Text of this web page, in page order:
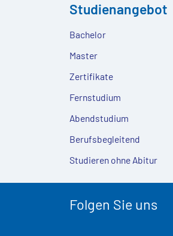
Studienangebot
Bachelor
Master
Zertifikate
Fernstudium
Abendstudium
Berufsbegleitend
Studieren ohne Abitur
Folgen Sie uns